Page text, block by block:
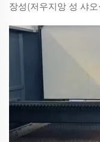
장성(저우지앙 성 샤
은 귀사의 위대한 비
함께 협력하여 상호